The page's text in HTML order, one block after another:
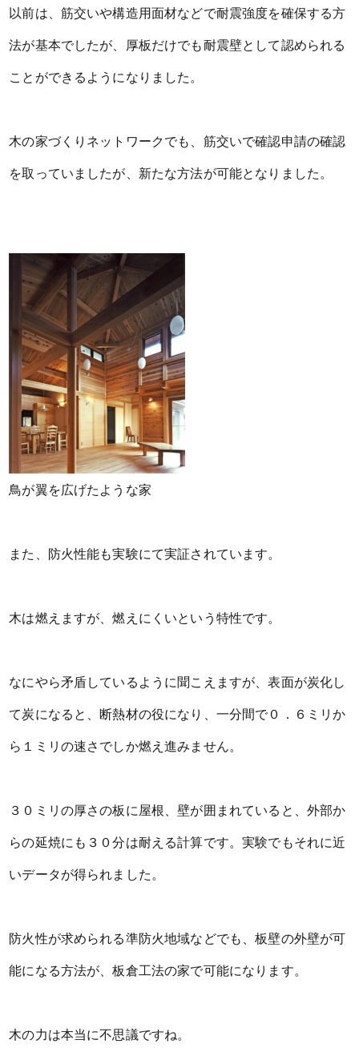
以前は、筋交いや構造用面材などで耐震強度を確保する方
法が基本でしたが、厚板だけでも耐震壁として認められる
ことができるようになりました。
木の家づくりネットワークでも、筋交いで確認申請の確認
を取っていましたが、新たな方法が可能となりました。
鳥が翼を広げたような家
また、防火性能も実験にて実証されています。
木は燃えますが、燃えにくいという特性です。
なにやら矛盾しているように聞こえますが、表面が炭化し
て炭になると、断熱材の役になり、一分間で０．６ミリか
ら１ミリの速さでしか燃え進みません。
３０ミリの厚さの板に屋根、壁が囲まれていると、外部か
らの延焼にも３０分は耐える計算です。実験でもそれに近
いデータが得られました。
防火性が求められる準防火地域などでも、板壁の外壁が可
能になる方法が、板倉工法の家で可能になります。
木の力は本当に不思議ですね。